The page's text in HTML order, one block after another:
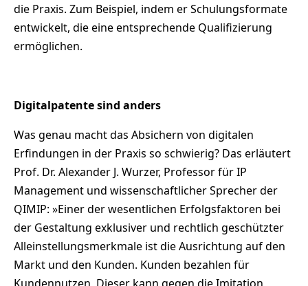
die Praxis. Zum Beispiel, indem er Schulungsformate
entwickelt, die eine entsprechende Qualifizierung
ermöglichen.
Digitalpatente sind anders
Was genau macht das Absichern von digitalen
Erfindungen in der Praxis so schwierig? Das erläutert
Prof. Dr. Alexander J. Wurzer, Professor für IP
Management und wissenschaftlicher Sprecher der
QIMIP: »Einer der wesentlichen Erfolgsfaktoren bei
der Gestaltung exklusiver und rechtlich geschützter
Alleinstellungsmerkmale ist die Ausrichtung auf den
Markt und den Kunden. Kunden bezahlen für